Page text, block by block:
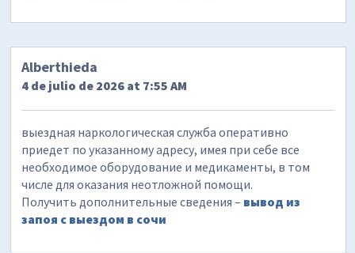
Alberthieda
4 de julio de 2026 at 7:55 AM
выездная наркологическая служба оперативно
приедет по указанному адресу, имея при себе все
необходимое оборудование и медикаменты, в том
числе для оказания неотложной помощи.
Получить дополнительные сведения – вывод из
запоя с выездом в сочи